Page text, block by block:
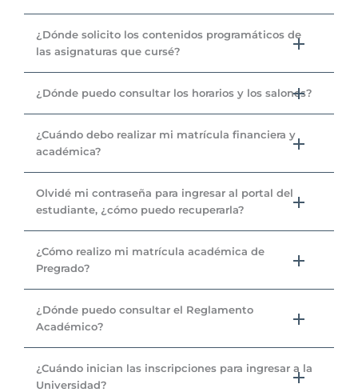
¿Dónde solicito los contenidos programáticos de
las asignaturas que cursé?
¿Dónde puedo consultar los horarios y los salones?
¿Cuándo debo realizar mi matrícula financiera y
académica?
Olvidé mi contraseña para ingresar al portal del
estudiante, ¿cómo puedo recuperarla?
¿Cómo realizo mi matrícula académica de
Pregrado?
¿Dónde puedo consultar el Reglamento
Académico?
¿Cuándo inician las inscripciones para ingresar a la
Universidad?